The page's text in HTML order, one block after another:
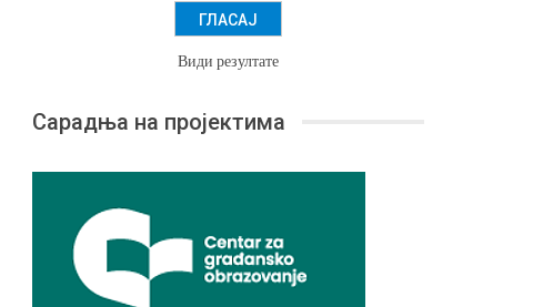
Види резултате
Сарадња на пројектима